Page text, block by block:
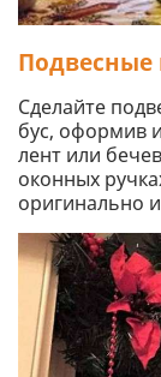
Сделайте
бус, оформив
лент или
оконных
оригинально